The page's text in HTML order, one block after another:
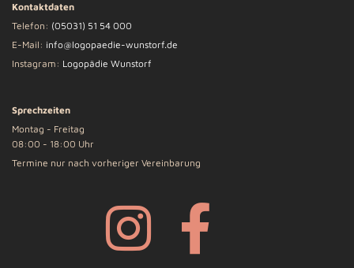
Kontaktdaten
Telefon: (05031) 51 54 000
E-Mail: info@logopaedie-wunstorf.de
Instagram: Logopädie Wunstorf
Sprechzeiten
Montag - Freitag
08:00 - 18:00 Uhr
Termine nur nach vorheriger Vereinbarung